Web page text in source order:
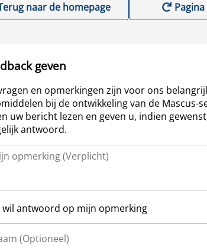
naar de homepage
geven
en opmerkingen zijn voor ons
bij de ontwikkeling van de Mascus-
uw bericht lezen en geven u, indien
antwoord.
wil antwoord op mijn opmerking